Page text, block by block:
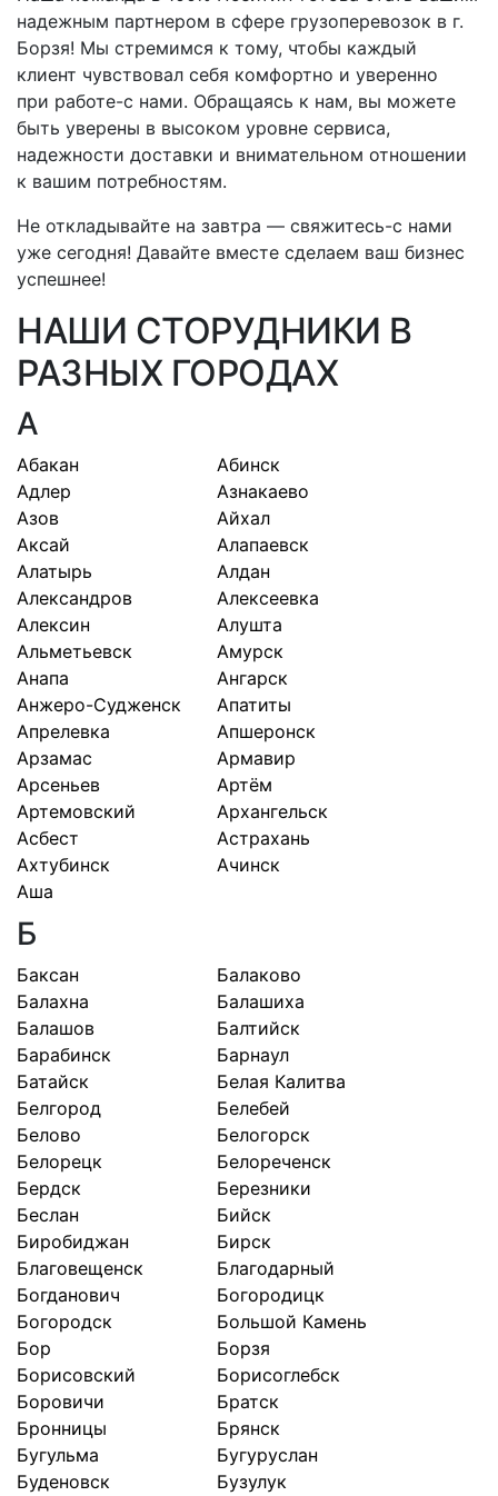
надежным партнером в сфере грузоперевозок в г.
Борзя! Мы стремимся к тому, чтобы каждый
клиент чувствовал себя комфортно и уверенно
при работе-с нами. Обращаясь к нам, вы можете
быть уверены в высоком уровне сервиса,
надежности доставки и внимательном отношении
к вашим потребностям.
Не откладывайте на завтра — свяжитесь-с нами
уже сегодня! Давайте вместе сделаем ваш бизнес
успешнее!
НАШИ СТОРУДНИКИ В
РАЗНЫХ ГОРОДАХ
А
Абакан
Абинск
Адлер
Азнакаево
Азов
Айхал
Аксай
Алапаевск
Алатырь
Алдан
Александров
Алексеевка
Алексин
Алушта
Альметьевск
Амурск
Анапа
Ангарск
Анжеро-Судженск
Апатиты
Апрелевка
Апшеронск
Арзамас
Армавир
Арсеньев
Артём
Артемовский
Архангельск
Асбест
Астрахань
Ахтубинск
Ачинск
Аша
Б
Баксан
Балаково
Балахна
Балашиха
Балашов
Балтийск
Барабинск
Барнаул
Батайск
Белая Калитва
Белгород
Белебей
Белово
Белогорск
Белорецк
Белореченск
Бердск
Березники
Беслан
Бийск
Биробиджан
Бирск
Благовещенск
Благодарный
Богданович
Богородицк
Богородск
Большой Камень
Бор
Борзя
Борисовский
Борисоглебск
Боровичи
Братск
Бронницы
Брянск
Бугульма
Бугуруслан
Буденовск
Бузулук